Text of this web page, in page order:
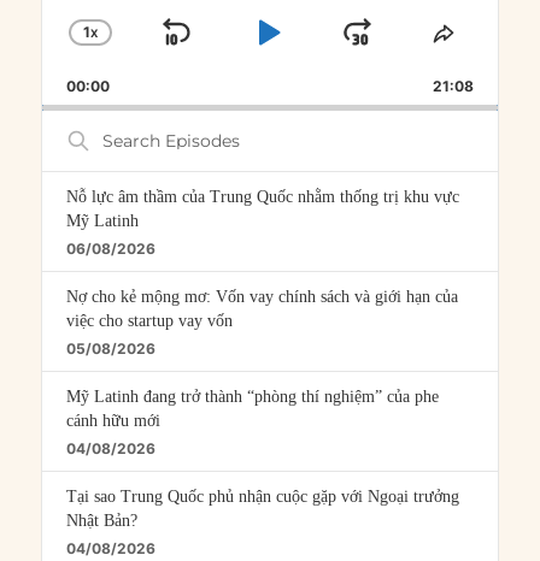
CHANGE
RATE
1X
SKIP
PLAYJUMP
FORWARD
SHARE
00:00 21:08
Search
Episodes
Nỗ lực âm thầm của Trung Quốc nhằm thống trị khu vực
Mỹ Latinh
06/08/2026
Nợ cho kẻ mộng mơ: Vốn vay chính sách và giới hạn của
việc cho startup vay vốn
05/08/2026
Mỹ Latinh đang trở thành “phòng thí nghiệm” của phe
cánh hữu mới
04/08/2026
Tại sao Trung Quốc phủ nhận cuộc gặp với Ngoại trưởng
Nhật Bản?
04/08/2026